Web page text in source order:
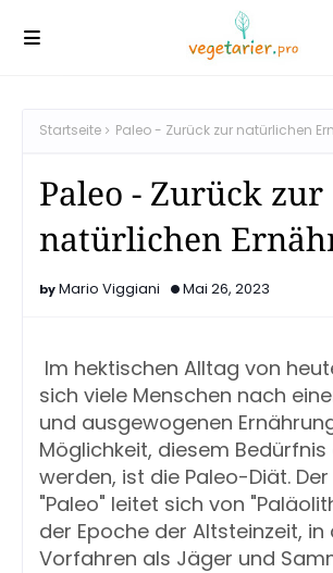
Startseite Paleo - Zurück zur natürlichen
Paleo - Zurück zur
natürlichen
Mario Viggiani Mai 26, 2023
Im hektischen Alltag von
sich viele Menschen nach
und ausgewogenen
Möglichkeit, diesem
werden, ist die Paleo-Diät.
"Paleo" leitet sich von
der Epoche der Altsteinzeit, in
Vorfahren als Jäger und